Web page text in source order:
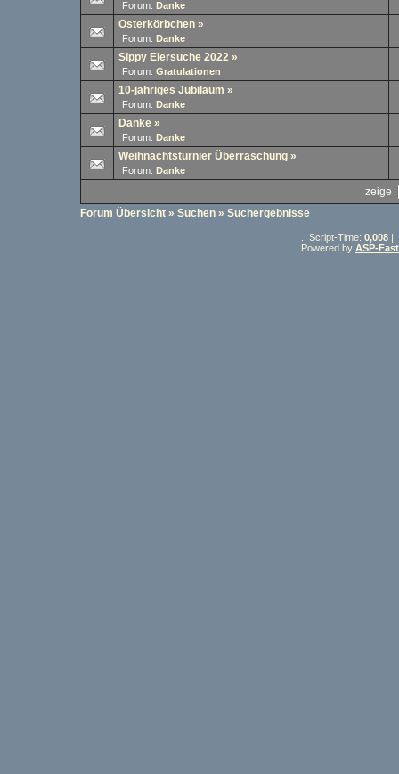
Forum: Danke
Osterkörbchen »
Forum: Danke
Sippy Eiersuche 2022 »
Forum: Gratulationen
10-jähriges Jubiläum »
Forum: Danke
Danke »
Forum: Danke
Weihnachtsturnier Überraschung »
Forum: Danke
zeige
Forum Übersicht » Suchen » Suchergebnisse
.: Script-Time: 0,008 ||
Powered by ASP-